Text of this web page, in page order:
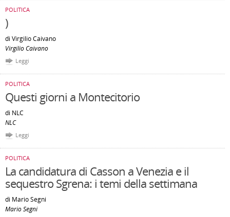
POLITICA
)
di Virgilio Caivano
Virgilio Caivano
Leggi
POLITICA
Questi giorni a Montecitorio
di NLC
NLC
Leggi
POLITICA
La candidatura di Casson a Venezia e il
sequestro Sgrena: i temi della settimana
di Mario Segni
Mario Segni